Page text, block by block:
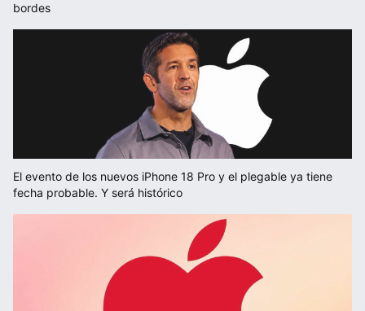
bordes
El evento de los nuevos iPhone 18 Pro y el plegable ya tiene
fecha probable. Y será histórico